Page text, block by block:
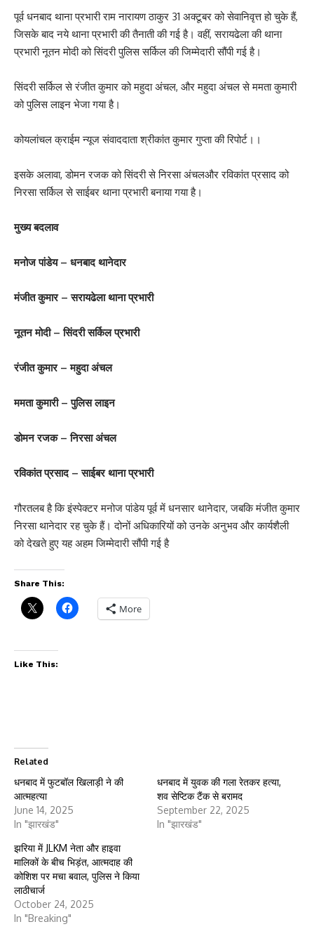
पूर्व धनबाद थाना प्रभारी राम नारायण ठाकुर 31 अक्टूबर को सेवानिवृत्त हो चुके हैं,
जिसके बाद नये थाना प्रभारी की तैनाती की गई है। वहीं, सरायढेला की थाना
प्रभारी नूतन मोदी को सिंदरी पुलिस सर्किल की जिम्मेदारी सौंपी गई है।
सिंदरी सर्किल से रंजीत कुमार को महुदा अंचल, और महुदा अंचल से ममता कुमारी
को पुलिस लाइन भेजा गया है।
कोयलांचल क्राईम न्यूज संवाददाता श्रीकांत कुमार गुप्ता की रिपोर्ट।।
इसके अलावा, डोमन रजक को सिंदरी से निरसा अंचलऔर रविकांत प्रसाद को
निरसा सर्किल से साईबर थाना प्रभारी बनाया गया है।
मुख्य बदलाव
मनोज पांडेय – धनबाद थानेदार
मंजीत कुमार – सरायढेला थाना प्रभारी
नूतन मोदी – सिंदरी सर्किल प्रभारी
रंजीत कुमार – महुदा अंचल
ममता कुमारी – पुलिस लाइन
डोमन रजक – निरसा अंचल
रविकांत प्रसाद – साईबर थाना प्रभारी
गौरतलब है कि इंस्पेक्टर मनोज पांडेय पूर्व में धनसार थानेदार, जबकि मंजीत कुमार
निरसा थानेदार रह चुके हैं। दोनों अधिकारियों को उनके अनुभव और कार्यशैली
को देखते हुए यह अहम जिम्मेदारी सौंपी गई है
Share This:
More
Like This:
Related
धनबाद में फुटबॉल खिलाड़ी ने की
आत्महत्या
June 14, 2025
In "झारखंड"
धनबाद में युवक की गला रेतकर हत्या,
शव सेप्टिक टैंक से बरामद
September 22, 2025
In "झारखंड"
झरिया में JLKM नेता और हाइवा
मालिकों के बीच भिड़ंत, आत्मदाह की
कोशिश पर मचा बवाल, पुलिस ने किया
लाठीचार्ज
October 24, 2025
In "Breaking"